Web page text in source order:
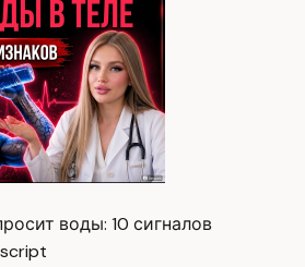
воды: 10 сигналов